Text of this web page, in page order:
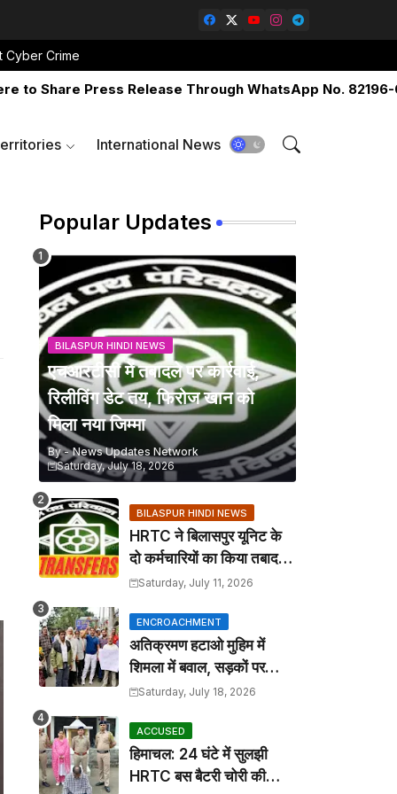
Cyber Crime
Press Release Through WhatsApp No. 82196-06517
International News
Popular Updates
BILASPUR HINDI NEWS
एचआरटीसी में तबादले पर कार्रवाई,
रिलीविंग डेट तय, फिरोज खान को
मिला नया जिम्मा
By - News Updates Network
Saturday, July 18, 2026
BILASPUR HINDI NEWS
HRTC ने बिलासपुर यूनिट के
दो कर्मचारियों का किया तबादला,
कार्यालय आदेश जारी
Saturday, July 11, 2026
ENCROACHMENT
अतिक्रमण हटाओ मुहिम में
शिमला में बवाल, सड़कों पर
कटोरा लेकर उतरे तहबाजारी
Saturday, July 18, 2026
ACCUSED
हिमाचल: 24 घंटे में सुलझी
HRTC बस बैटरी चोरी की